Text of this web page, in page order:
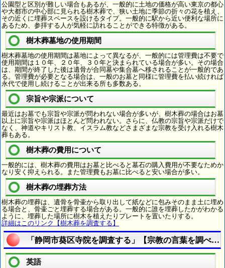
公園型と区別が難しい場合もあるが、一般的に土地の価格が高い東京の都心
や大都市の中心部に見られる樹木葬で、狭い土地に季節の折々の花を植え、
その近くに埋葬スペースを設けるタイプ。一般的に駅から近い便利な場所に
あるため、参拝する人が気軽に訪れることができる特徴がある。
樹木葬墓地の使用期間
樹木葬墓地の使用期間は墓地によって異なるが、一般的には管理費は不要で
使用期間は１０年、２０年、３０年と決まられている場合が多い。その場合
は、期間が終了した後は遺骨が合同墓や集合墓へ移されることが一般的であ
る。管理費が必要となる場合は、一般のお墓と同様に管理費を払い続ければ
永代で使用し続けることが出来る所も多数ある。
宗旨や宗派について
最近はお墓でも宗旨や宗派が問われない場合が多いが、樹木葬の場合はお墓
以上に宗旨や宗派はほとんど問われない。さらに、仏教の宗旨や宗派だけで
なく、神道やキリスト教、イスラム教などさまざまな宗教を受け入れる樹木
葬もある。
樹木葬の費用について
一般的には、樹木葬の費用はお墓と比べると墓石の購入費用が不要なためか
なり安く抑えられる。また管理費もお墓に比べると安い場合が多い。
樹木葬の埋葬方法
樹木葬の埋葬は、遺骨を骨壷から取り出して紙などに包みそのまま土に埋め
る場合と、骨壷ごと埋葬する場合がある。一般的に誰を埋葬したかがわかる
ように、埋葬した場所に樹木を植えたりプレートを置いたりする。
詳細はこのリンク【樹木葬を調査する】
「静岡市葵区寺院を調査する」【宗教の言葉を調べよ
英語